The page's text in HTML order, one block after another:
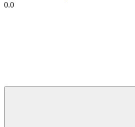
0.0